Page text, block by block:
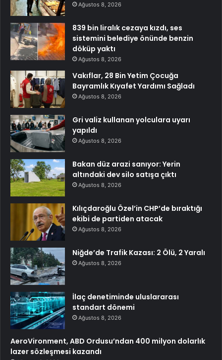
Ağustos 8, 2026
839 bin liralık cezaya kızdı, ses
sistemini belediye önünde benzin
döküp yaktı
Ağustos 8, 2026
Vakıflar, 28 Bin Yetim Çocuğa
Bayramlık Kıyafet Yardımı Sağladı
Ağustos 8, 2026
Gri valiz kullanan yolculara uyarı
yapıldı
Ağustos 8, 2026
Bakan düz arazi sanıyor: Yerin
altındaki dev silo satışa çıktı
Ağustos 8, 2026
Kılıçdaroğlu Özel’in CHP’de bıraktığı
ekibi de partiden atacak
Ağustos 8, 2026
Niğde’de Trafik Kazası: 2 Ölü, 2 Yaralı
Ağustos 8, 2026
İlaç denetiminde uluslararası
standart dönemi
Ağustos 8, 2026
AeroVironment, ABD Ordusu’ndan 400 milyon dolarlık
lazer sözleşmesi kazandı